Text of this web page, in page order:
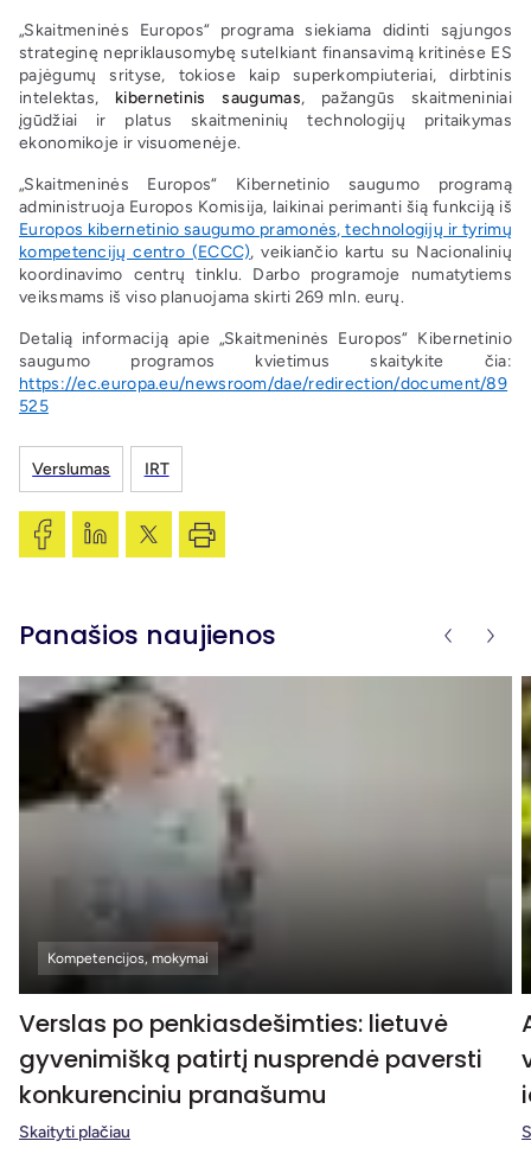
„Skaitmeninės Europos“ programa siekiama didinti sąjungos
strateginę nepriklausomybę sutelkiant finansavimą kritinėse ES
pajėgumų srityse, tokiose kaip superkompiuteriai, dirbtinis
intelektas, kibernetinis saugumas, pažangūs skaitmeniniai
įgūdžiai ir platus skaitmeninių technologijų pritaikymas
ekonomikoje ir visuomenėje.
„Skaitmeninės Europos“ Kibernetinio saugumo programą
administruoja Europos Komisija, laikinai perimanti šią funkciją iš
Europos kibernetinio saugumo pramonės, technologijų ir tyrimų
kompetencijų centro (ECCC), veikiančio kartu su Nacionalinių
koordinavimo centrų tinklu. Darbo programoje numatytiems
veiksmams iš viso planuojama skirti 269 mln. eurų.
Detalią informaciją apie „Skaitmeninės Europos“ Kibernetinio
saugumo programos kvietimus skaitykite čia:
https://ec.europa.eu/newsroom/dae/redirection/document/89
525
Verslumas IRT
Panašios naujienos
Kompetencijos, mokymai
Verslas po penkiasdešimties: lietuvė
gyvenimišką patirtį nusprendė paversti
konkurenciniu pranašumu
Skaityti plačiau